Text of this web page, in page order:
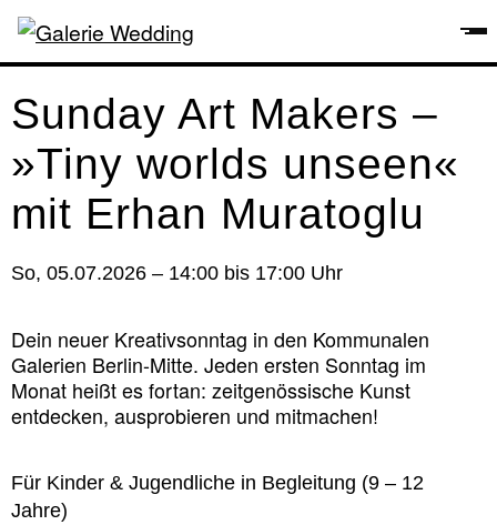
Sunday Art Makers –
»Tiny worlds unseen«
mit Erhan Muratoglu
So, 05.07.2026 – 14:00 bis 17:00 Uhr
Dein neuer Kreativsonntag in den Kommunalen
Galerien Berlin-Mitte. Jeden ersten Sonntag im
Monat heißt es fortan: zeitgenössische Kunst
entdecken, ausprobieren und mitmachen!
Für Kinder & Jugendliche in Begleitung (9 – 12
Jahre)